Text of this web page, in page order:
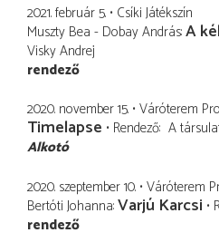
2021. február 5. Csíki Játékszín
Muszty Bea - Dobay András A
Visky Andrej
rendező
2020. november 15. Váróterem
Timelapse Rendező A
Alkotó
2020. szeptember 10. Váróterem
Bertóti Johanna Varjú Karcsi
rendező